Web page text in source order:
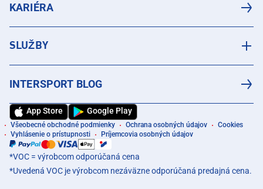
KARIÉRA
SLUŽBY
INTERSPORT BLOG
App Store Google Play
Všeobecné obchodné podmienky Ochrana osobných údajov
Cookies
Vyhlásenie o prístupnosti
Príjemcovia osobných údajov
*VOC = výrobcom odporúčaná cena
*Uvedená VOC je výrobcom nezáväzne odporúčaná predajná cena.